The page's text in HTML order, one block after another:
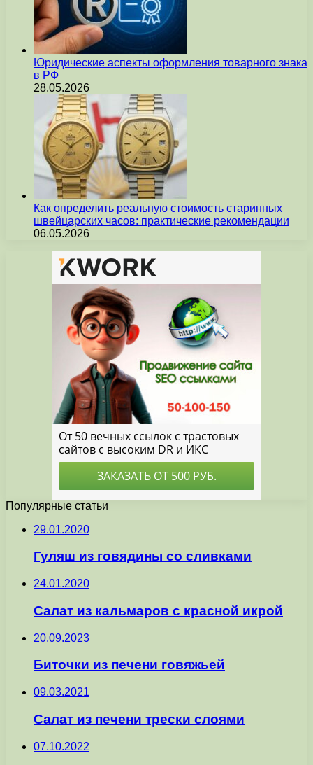
Юридические аспекты оформления товарного знака
в РФ
28.05.2026
Как определить реальную стоимость старинных
швейцарских часов: практические рекомендации
06.05.2026
Популярные статьи
29.01.2020
Гуляш из говядины со сливками
24.01.2020
Салат из кальмаров с красной икрой
20.09.2023
Биточки из печени говяжьей
09.03.2021
Салат из печени трески слоями
07.10.2022